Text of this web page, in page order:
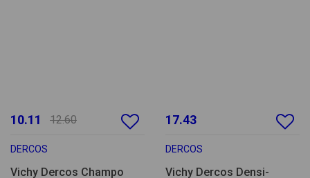
10.11 12.60
DERCOS
Vichy Dercos Champo
17.43
DERCOS
Vichy Dercos Densi-